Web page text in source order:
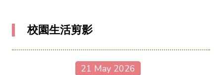
校園生活剪影
21 May 2026